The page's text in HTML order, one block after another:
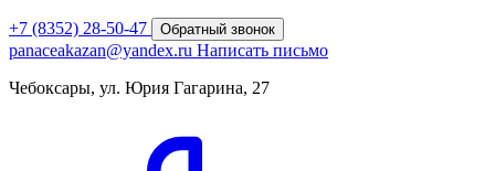
+7 (8352) 28-50-47 Обратный звонок
panaceakazan@yandex.ru Написать письмо
Чебоксары, ул. Юрия Гагарина, 27